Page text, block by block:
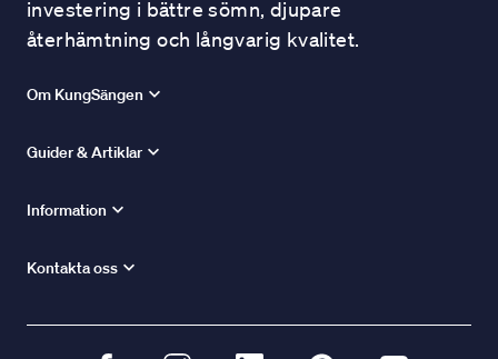
investering i bättre sömn, djupare
återhämtning och långvarig kvalitet.
Om KungSängen
Guider & Artiklar
Information
Kontakta oss